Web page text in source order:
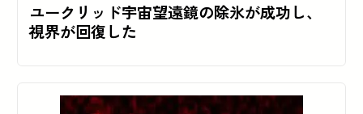
ユークリッド宇宙望遠鏡の除氷が成功し、
視界が回復した